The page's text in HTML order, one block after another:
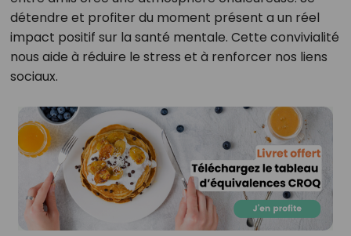
détendre et profiter du moment présent a un réel
impact positif sur la santé mentale. Cette convivialité
nous aide à réduire le stress et à renforcer nos liens
sociaux.